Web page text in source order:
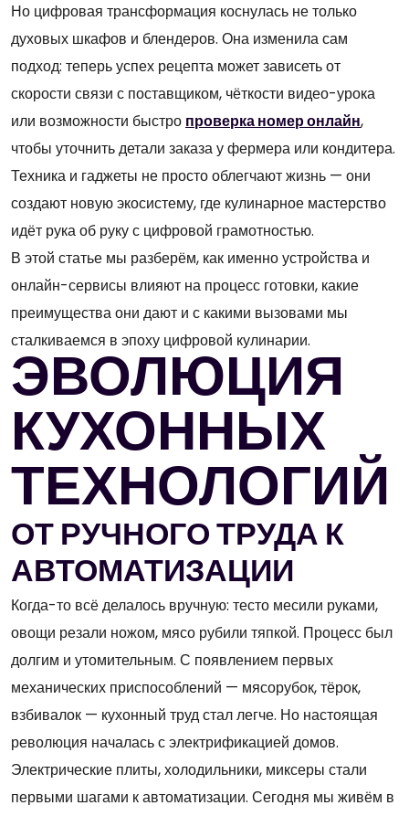
Но цифровая трансформация коснулась не только
духовых шкафов и блендеров. Она изменила сам
подход: теперь успех рецепта может зависеть от
скорости связи с поставщиком, чёткости видео-урока
или возможности быстро проверка номер онлайн,
чтобы уточнить детали заказа у фермера или кондитера.
Техника и гаджеты не просто облегчают жизнь — они
создают новую экосистему, где кулинарное мастерство
идёт рука об руку с цифровой грамотностью.
В этой статье мы разберём, как именно устройства и
онлайн-сервисы влияют на процесс готовки, какие
преимущества они дают и с какими вызовами мы
сталкиваемся в эпоху цифровой кулинарии.
ЭВОЛЮЦИЯ
КУХОННЫХ
ТЕХНОЛОГИЙ
ОТ РУЧНОГО ТРУДА К
АВТОМАТИЗАЦИИ
Когда-то всё делалось вручную: тесто месили руками,
овощи резали ножом, мясо рубили тяпкой. Процесс был
долгим и утомительным. С появлением первых
механических приспособлений — мясорубок, тёрок,
взбивалок — кухонный труд стал легче. Но настоящая
революция началась с электрификацией домов.
Электрические плиты, холодильники, миксеры стали
первыми шагами к автоматизации. Сегодня мы живём в